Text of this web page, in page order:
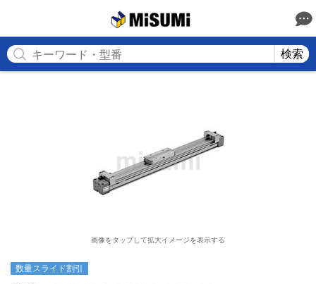
検索
画像をタップして拡大イメージを表示する
数量スライド割引